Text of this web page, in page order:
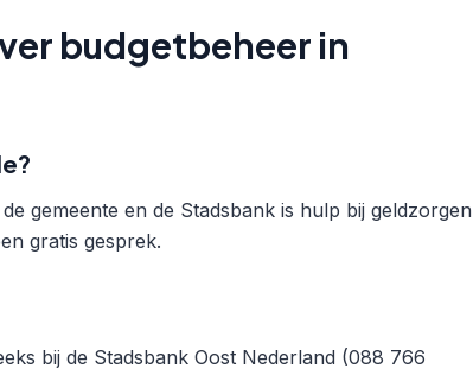
budgetbeheer in
gemeente en de Stadsbank is hulp bij geldzorgen
gratis gesprek.
bij de Stadsbank Oost Nederland (088 766